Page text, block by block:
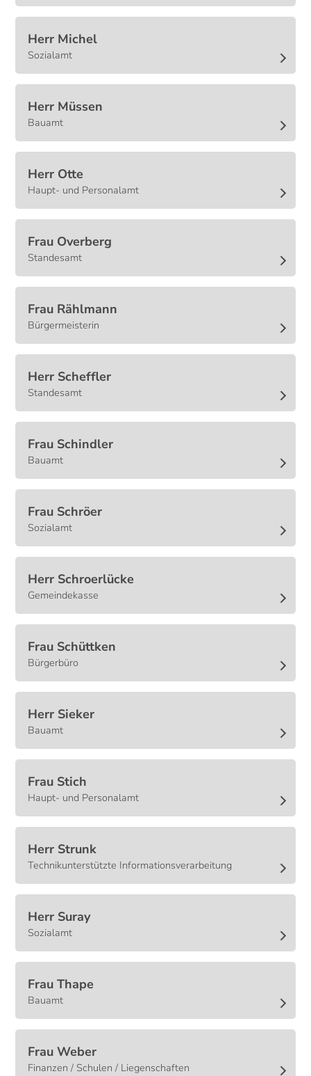
Herr Michel
Sozialamt
Herr Müssen
Bauamt
Herr Otte
Haupt- und Personalamt
Frau Overberg
Standesamt
Frau Rählmann
Bürgermeisterin
Herr Scheffler
Standesamt
Frau Schindler
Bauamt
Frau Schröer
Sozialamt
Herr Schroerlücke
Gemeindekasse
Frau Schüttken
Bürgerbüro
Herr Sieker
Bauamt
Frau Stich
Haupt- und Personalamt
Herr Strunk
Technikunterstützte Informationsverarbeitung
Herr Suray
Sozialamt
FrauThape
Bauamt
FrauWeber
Finanzen / Schulen / Liegenschaften